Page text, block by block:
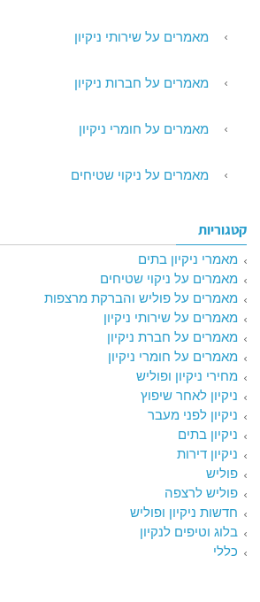
מאמרים על שירותי ניקיון
מאמרים על חברות ניקיון
מאמרים על חומרי ניקיון
מאמרים על ניקוי שטיחים
קטגוריות
מאמרי ניקיון בתים
מאמרים על ניקוי שטיחים
מאמרים על פוליש והברקת מרצפות
מאמרים על שירותי ניקיון
מאמרים על חברת ניקיון
מאמרים על חומרי ניקיון
מחירי ניקיון ופוליש
ניקיון לאחר שיפוץ
ניקיון לפני מעבר
ניקיון בתים
ניקיון דירות
פוליש
פוליש לרצפה
חדשות ניקיון ופוליש
בלוג וטיפים לנקיון
כללי